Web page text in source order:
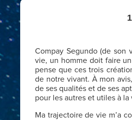
Compay Segundo (de son
vie, un homme doit faire
pense que ces trois
de notre vivant. À mon
de ses qualités et de ses
pour les autres et utiles à la
Ma trajectoire de vie m’a